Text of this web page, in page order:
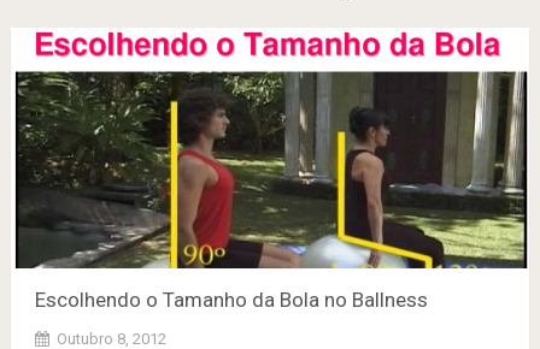
Escolhendo o Tamanho da Bola no Ballness
Outubro 8, 2012